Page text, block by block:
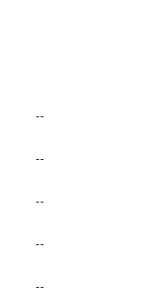
--
--
--
--
--